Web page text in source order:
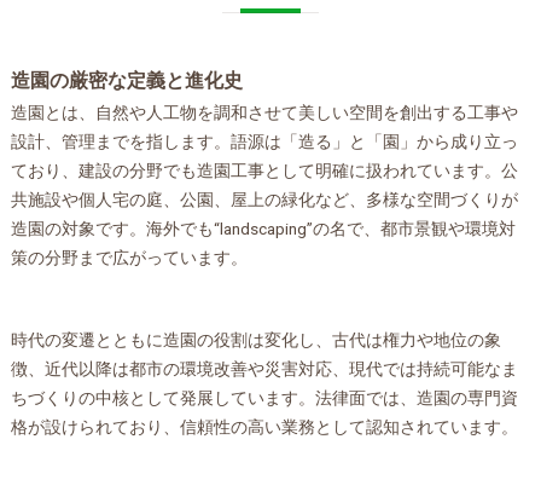
造園の厳密な定義と進化史
造園とは、自然や人工物を調和させて美しい空間を創出する工事や
設計、管理までを指します。語源は「造る」と「園」から成り立っ
ており、建設の分野でも造園工事として明確に扱われています。公
共施設や個人宅の庭、公園、屋上の緑化など、多様な空間づくりが
造園の対象です。海外でも“landscaping”の名で、都市景観や環境対
策の分野まで広がっています。
時代の変遷とともに造園の役割は変化し、古代は権力や地位の象
徴、近代以降は都市の環境改善や災害対応、現代では持続可能なま
ちづくりの中核として発展しています。法律面では、造園の専門資
格が設けられており、信頼性の高い業務として認知されています。